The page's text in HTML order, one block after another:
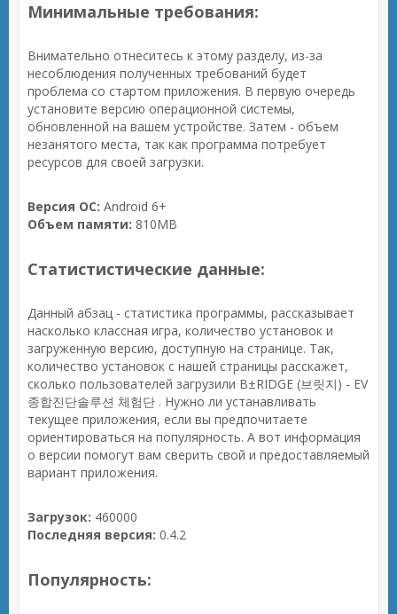
Минимальные требования:
Внимательно отнеситесь к этому разделу, из-за
несоблюдения полученных требований будет
проблема со стартом приложения. В первую очередь
установите версию операционной системы,
обновленной на вашем устройстве. Затем - объем
незанятого места, так как программа потребует
ресурсов для своей загрузки.
Версия ОС: Android 6+
Объем памяти: 810MB
Статистистические данные:
Данный абзац - статистика программы, рассказывает
насколько классная игра, количество установок и
загруженную версию, доступную на странице. Так,
количество установок с нашей страницы расскажет,
сколько пользователей загрузили B±RIDGE (브릿지) - EV
종합진단솔루션 체험단 . Нужно ли устанавливать
текущее приложения, если вы предпочитаете
ориентироваться на популярность. А вот информация
о версии помогут вам сверить свой и предоставляемый
вариант приложения.
Загрузок: 460000
Последняя версия: 0.4.2
Популярность: